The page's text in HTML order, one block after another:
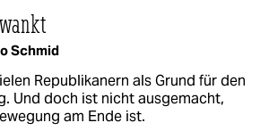
Schmid
Republikanern als Grund für den
Und doch ist nicht ausgemacht,
am Ende ist.